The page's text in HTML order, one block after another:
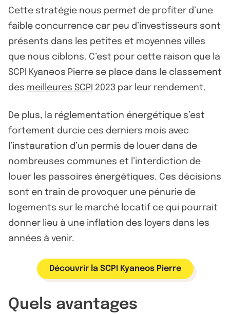
Cette stratégie nous permet de profiter d’une
faible concurrence car peu d’investisseurs sont
présents dans les petites et moyennes villes
que nous ciblons. C’est pour cette raison que la
SCPI Kyaneos Pierre se place dans le classement
des meilleures SCPI 2023 par leur rendement.
De plus, la réglementation énergétique s’est
fortement durcie ces derniers mois avec
l’instauration d’un permis de louer dans de
nombreuses communes et l’interdiction de
louer les passoires énergétiques. Ces décisions
sont en train de provoquer une pénurie de
logements sur le marché locatif ce qui pourrait
donner lieu à une inflation des loyers dans les
années à venir.
Découvrir la SCPI Kyaneos Pierre
Quels avantages